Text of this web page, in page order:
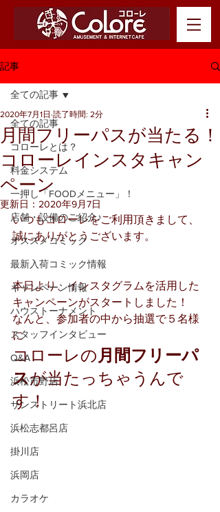
記事
全ての記事
コローレとは？
料金システム
一押し「FOODメニュー」！
店舗・設備のご紹介♪
オススメコミック
最新入荷コミック情報
キャンペーン情報
ハウストーナメント
スタッフインタビュー
Q&A
浜松市野店
サンストリート浜北店
浜松志都呂店
掛川店
浜岡店
カラオケ
全ての記事
月間フリーパスが当たる！
コローレインスタキャン
ペーン
2020年7月1日 読了時間: 2分
更新日： 2020年9月7日
いつもコローレをご利用頂きまして、
誠にありがとうございます。
本日より、インスタグラムを活用した
キャンペーンがスタートしました！
なんと、参加者の中から抽選で５名様
に
コローレの 月間フリーパ
スが当たっちゃうんで
す！